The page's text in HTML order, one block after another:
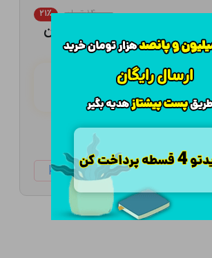
۱۴۰,۰۰۰ تومان ۲۱٪
هـر قسط با تــرب‌پــی:
ketabtala.com/sbp-57413